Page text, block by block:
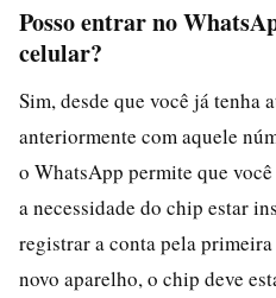
Posso entrar no
celular?
Sim, desde que você já tenha
anteriormente com aquele
o WhatsApp permite que
a necessidade do chip estar
registrar a conta pela
novo aparelho, o chip deve